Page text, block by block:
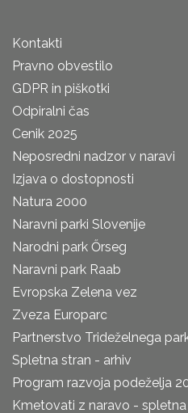
Kontakti
Pravno obvestilo
GDPR in piškotki
Odpiralni čas
Cenik 2025
Neposredni nadzor v naravi
Izjava o dostopnosti
Natura 2000
Naravni parki Slovenije
Narodni park Őrseg
Naravni park Raab
Evropska Zelena vez
Zveza Europarc
Partnerstvo Trideželnega
Spletna stran - arhiv
Program razvoja podeželja
Kmetovati z naravo -